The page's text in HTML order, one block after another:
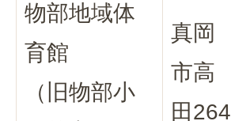
物部地域体
育館
（旧物部小
真岡
市高
田264